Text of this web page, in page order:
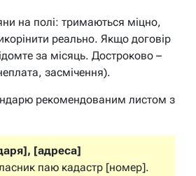
на полі: тримаються міцно,
реально. Якщо договір
за місяць. Достроково –
засмічення).
рекомендованим листом з
[адреса]
паю кадастр [номер].